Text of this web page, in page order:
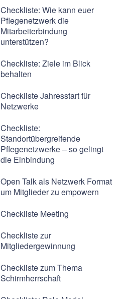
Checkliste: Wie kann euer
Pflegenetzwerk die
Mitarbeiterbindung
unterstützen?
Checkliste: Ziele im Blick
behalten
Checkliste Jahresstart für
Netzwerke
Checkliste:
Standortübergreifende
Pflegenetzwerke – so gelingt
die Einbindung
Open Talk als Netzwerk Format
um Mitglieder zu empowern
Checkliste Meeting
Checkliste zur
Mitgliedergewinnung
Checkliste zum Thema
Schirmherrschaft